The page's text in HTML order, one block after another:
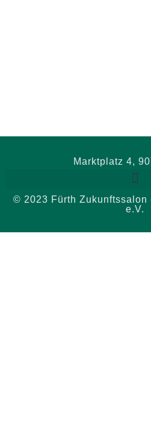
Marktplatz 4,
© 2023 Fürth Zukunftssalon
e.V.